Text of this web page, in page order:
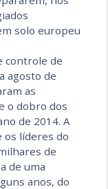
solo europeu
controle de
agosto de
as
o dobro dos
de 2014. A
os líderes do
de
de uma
anos, do